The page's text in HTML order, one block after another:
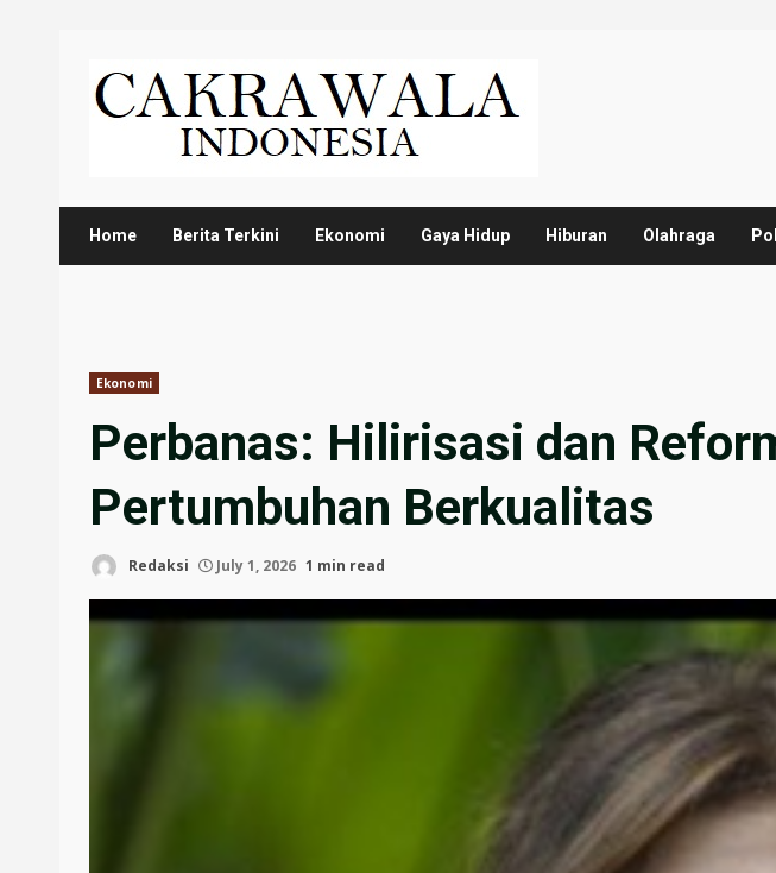
content
Home Berita Terkini Ekonomi Gaya Hidup Hiburan Olahraga
Ekonomi
Perbanas: Hilirisasi dan
Pertumbuhan Berkualitas
Redaksi July 1, 2026 1 min read